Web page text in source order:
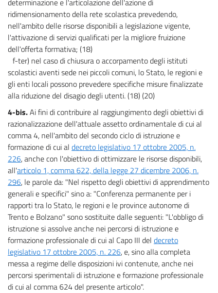
51
52
53
54
55
56
Capo X
Privatizzazioni
57
58
59
Titolo III
STABILIZZAZIONE
DELLA FINANZA PUBBLICA
Capo I
Bilancio dello stato
60
61
62
63
63 bis
determinazione e l'articolazione dell'azione di
ridimensionamento della rete scolastica prevedendo,
nell'ambito delle risorse disponibili a legislazione vigente,
l'attivazione di servizi qualificati per la migliore fruizione
dell'offerta formativa; (18)
f-ter) nel caso di chiusura o accorpamento degli istituti
scolastici aventi sede nei piccoli comuni, lo Stato, le regioni e
gli enti locali possono prevedere specifiche misure finalizzate
alla riduzione del disagio degli utenti. (18) (20)
4-bis.Ai fini di contribuire al raggiungimento degli obiettivi di
razionalizzazione dell'attuale assetto ordinamentale di cui al
comma 4, nell'ambito del secondo ciclo di istruzione e
formazione di cui al decreto legislativo 17 ottobre 2005, n.
226, anche con l'obiettivo di ottimizzare le risorse disponibili,
all'articolo 1, comma 622, della legge 27 dicembre 2006, n.
296, le parole da: "Nel rispetto degli obiettivi di apprendimento
generali e specifici" sino a: "Conferenza permanente per i
rapporti tra lo Stato, le regioni e le province autonome di
Trento e Bolzano" sono sostituite dalle seguenti: "L'obbligo di
istruzione si assolve anche nei percorsi di istruzione e
formazione professionale di cui al Capo III del decreto
legislativo 17 ottobre 2005, n. 226, e, sino alla completa
messa a regime delle disposizioni ivi contenute, anche nei
percorsi sperimentali di istruzione e formazione professionale
di cui al comma 624 del presente articolo".